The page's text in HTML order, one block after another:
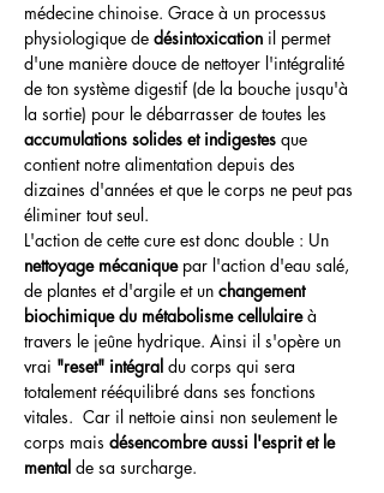
médecine chinoise. Grace à un processus
physiologique de désintoxication il permet
d'une manière douce de nettoyer l'intégralité
de ton système digestif (de la bouche jusqu'à
la sortie) pour le débarrasser de toutes les
accumulations solides et indigestes que
contient notre alimentation depuis des
dizaines d'années et que le corps ne peut pas
éliminer tout seul.
L'action de cette cure est donc double : Un
nettoyage mécanique par l'action d'eau salé,
de plantes et d'argile et un changement
biochimique du métabolisme cellulaire à
travers le jeûne hydrique. Ainsi il s'opère un
vrai "reset" intégral du corps qui sera
totalement rééquilibré dans ses fonctions
vitales.  Car il nettoie ainsi non seulement le
corps mais désencombre aussi l'esprit et le
mental de sa surcharge.